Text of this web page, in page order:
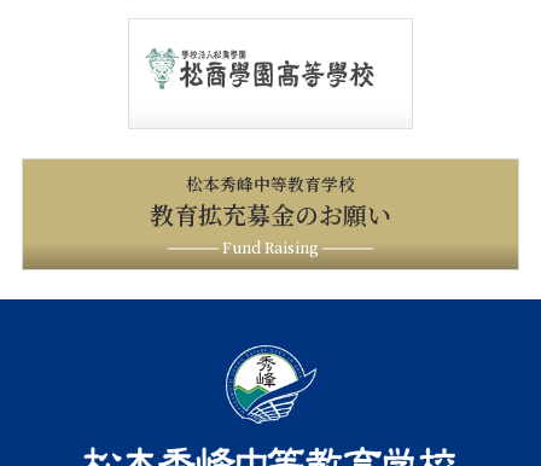
松本秀峰中等教育学校
教育拡充募金のお願い
Fund Raising